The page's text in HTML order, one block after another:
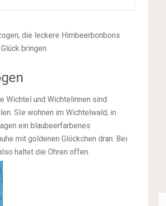
die leckere Himbeerbonbons
bringen.
Wichtel und Wichtelinnen sind
SIe wohnen im Wichtelwald, in
ein blaubeerfarbenes
mit goldenen Glöckchen dran. Bei
haltet die Ohren offen.